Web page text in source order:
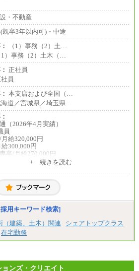
キャリアサイトよりご確認ください。
ルイノベーション(株)
224,500～242,600円＋地域手当
キャリアサイトよりご確認ください。
コース＞
ジネストランスフォーム
月給185,000～195,000円
キャリアサイトよりご確認ください。
ブリッシング ※2027年新卒募集終了
給241,000円
円以上
円以上
円以上
円～37万円
円～25万円
円～48万円
円以上
200,000円〜月給400,000円
円以上
円以上
円以上
円以上
円以上
円以上
共通※ 能力・経験・勤務地などにより
・不動産
既卒3年以内可)・中途
（1）事務（2）土…
1）事務（2）土木（…
正社員
員
本支店および全国（…
海道／宮城県／埼玉県…
（2026年4月実績）
員
給320,000円
300,000円
卒/月給270,000円
月給256,000円～288,000円
給240,000円～270,000円
卒/月給216,000円～243,000円
※
給234,000円～263,000円
219,000円～246,000円
卒/月給197,000円～222,000円
員、特定職員の給与は、生活の拠点が定
+ 続きを読む
用キーワード検索]
（建築、土木）関連
シェアトップクラス
在宅勤務
ンズ・クリエイト